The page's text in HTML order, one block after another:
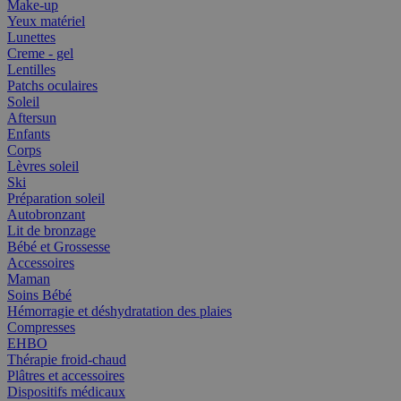
Make-up
Yeux matériel
Lunettes
Creme - gel
Lentilles
Patchs oculaires
Soleil
Aftersun
Enfants
Corps
Lèvres soleil
Ski
Préparation soleil
Autobronzant
Lit de bronzage
Bébé et Grossesse
Accessoires
Maman
Soins Bébé
Hémorragie et déshydratation des plaies
Compresses
EHBO
Thérapie froid-chaud
Plâtres et accessoires
Dispositifs médicaux